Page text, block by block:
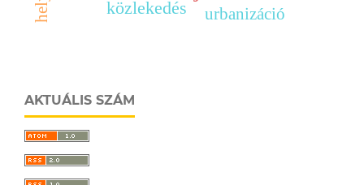
közlekedés urbanizáció
AKTUÁLIS SZÁM